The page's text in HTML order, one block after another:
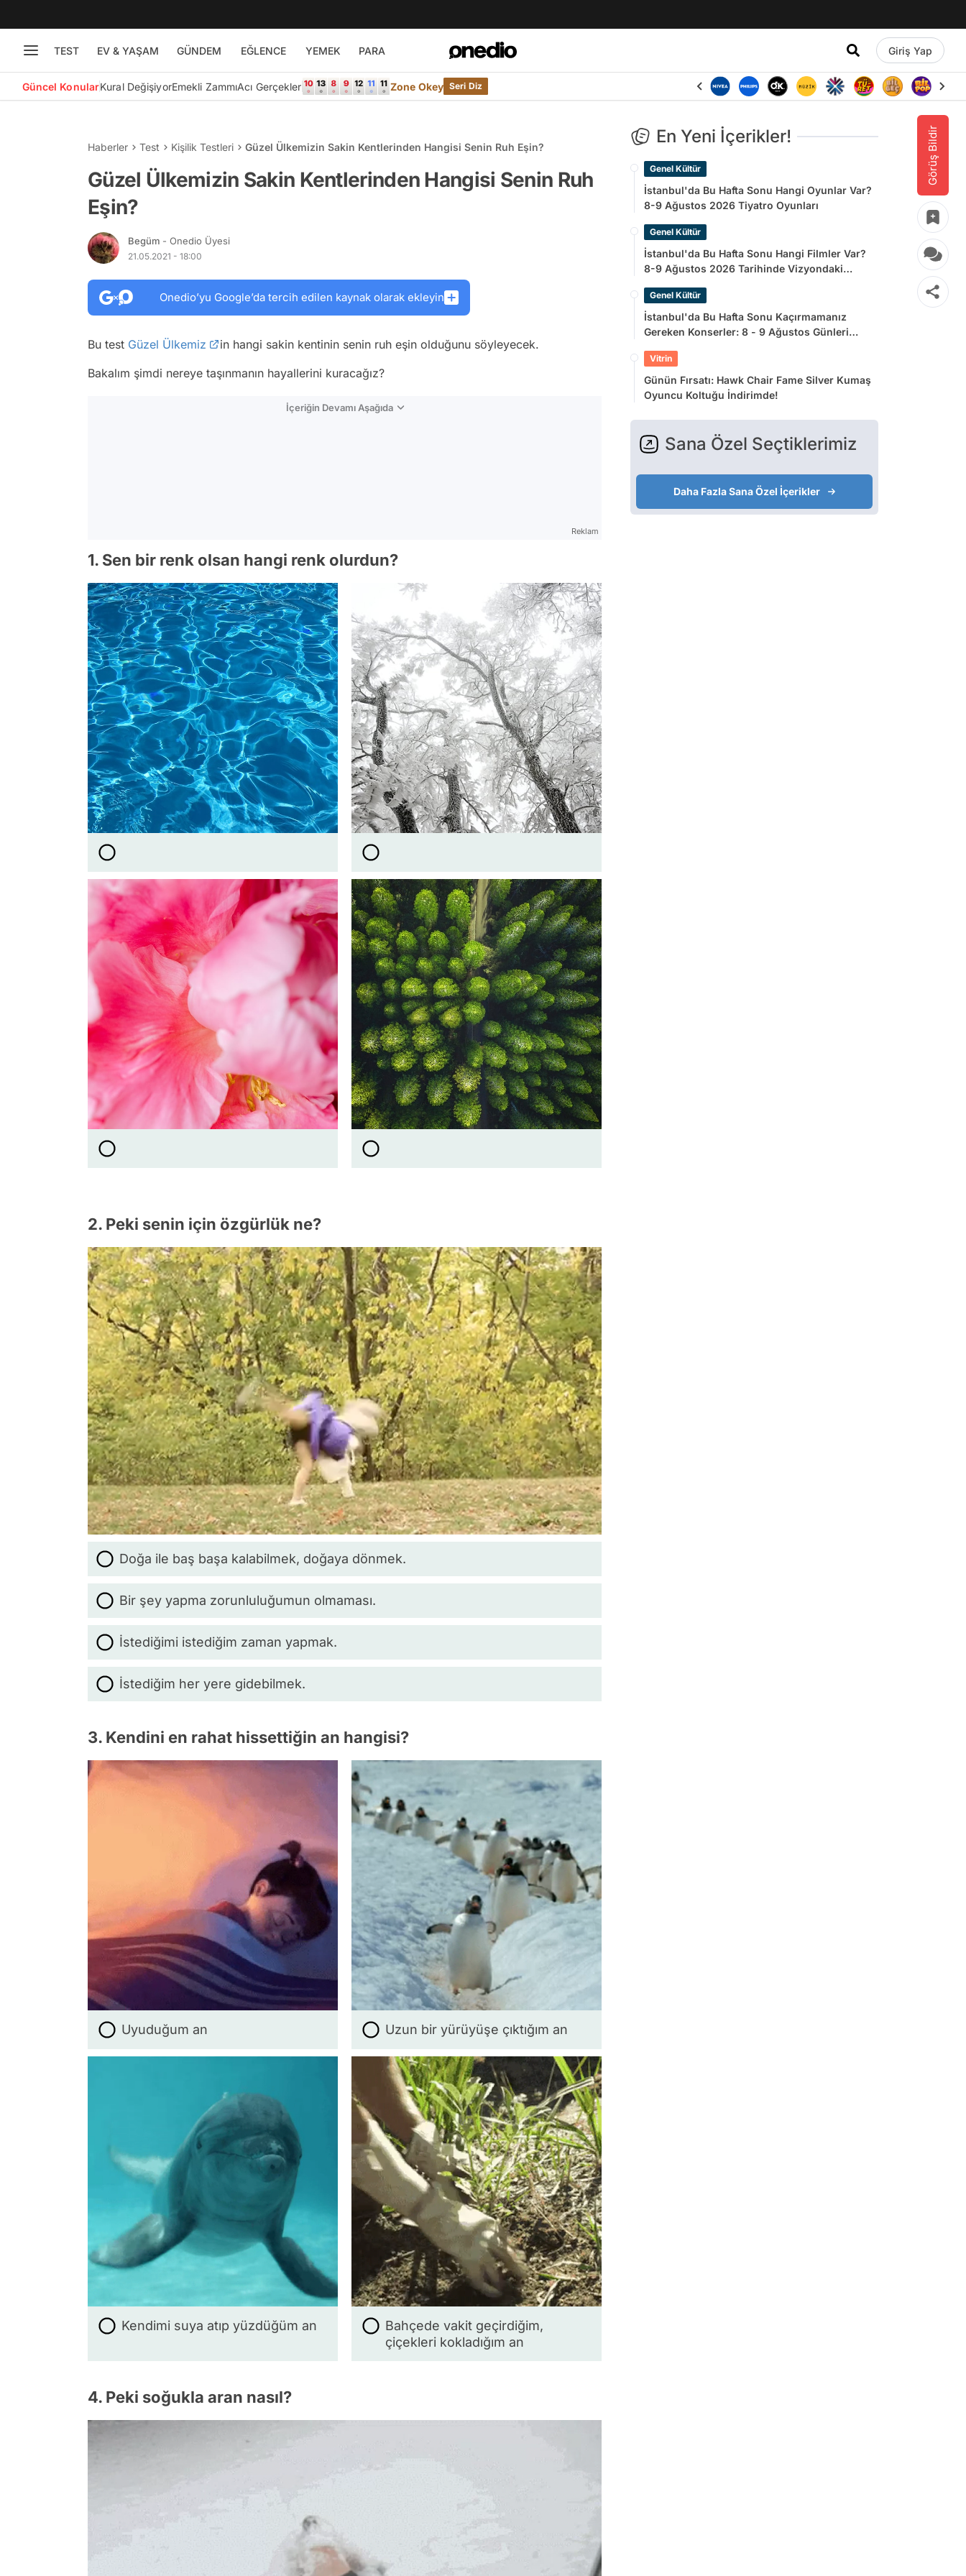
TEST EV & YAŞAM GÜNDEM EĞLENCE YEMEK PARA Giriş Yap
Güncel KonularKural DeğişiyorEmekli ZammıAcı Gerçekler Zone Okey Seri Diz
Görüş Bildir
Haberler Test Kişilik Testleri Güzel Ülkemizin Sakin Kentlerinden Hangisi Senin Ruh Eşin?
Güzel Ülkemizin Sakin Kentlerinden Hangisi Senin Ruh
Eşin?
Begüm - Onedio Üyesi
21.05.2021 - 18:00
Onedio’yu Google’da tercih edilen kaynak olarak ekleyin
Bu test Güzel Ülkemiz
in hangi sakin kentinin senin ruh eşin olduğunu söyleyecek.
Bakalım şimdi nereye taşınmanın hayallerini kuracağız?
İçeriğin Devamı Aşağıda
Reklam
1. Sen bir renk olsan hangi renk olurdun?
2. Peki senin için özgürlük ne?
Doğa ile baş başa kalabilmek, doğaya dönmek.
Bir şey yapma zorunluluğumun olmaması.
İstediğimi istediğim zaman yapmak.
İstediğim her yere gidebilmek.
3. Kendini en rahat hissettiğin an hangisi?
Uyuduğum an Uzun bir yürüyüşe çıktığım an
Kendimi suya atıp yüzdüğüm an
Bahçede vakit geçirdiğim,
çiçekleri kokladığım an
4. Peki soğukla aran nasıl?
En Yeni İçerikler!
Genel Kültür
İstanbul'da Bu Hafta Sonu Hangi Oyunlar Var?
8-9 Ağustos 2026 Tiyatro Oyunları
Genel Kültür
İstanbul'da Bu Hafta Sonu Hangi Filmler Var?
8-9 Ağustos 2026 Tarihinde Vizyondaki
Genel Kültür
İstanbul'da Bu Hafta Sonu Kaçırmamanız
Gereken Konserler: 8 - 9 Ağustos Günleri
Vitrin
Günün Fırsatı: Hawk Chair Fame Silver Kumaş
Oyuncu Koltuğu İndirimde!
Sana Özel Seçtiklerimiz
Daha Fazla Sana Özel İçerikler